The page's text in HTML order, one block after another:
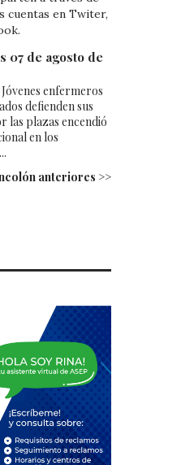
cuentas en Twiter,
07 de agosto de
enfermeros
defienden sus
las plazas encendió
en los
anteriores >>